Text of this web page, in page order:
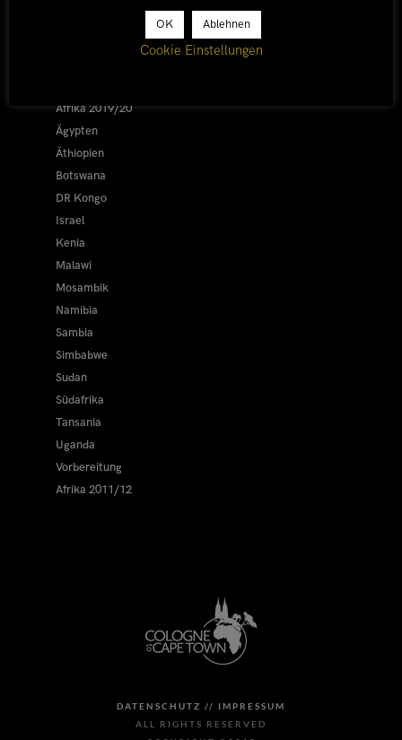
LÄNDER
Afrika 2019/20
Ägypten
Äthiopien
Botswana
DR Kongo
Israel
Kenia
Malawi
Mosambik
Namibia
Sambia
Simbabwe
Sudan
Südafrika
Tansania
Uganda
Vorbereitung
Afrika 2011/12
DATENSCHUTZ // IMPRESSUM
ALL RIGHTS RESERVED
OK Ablehnen
Cookie Einstellungen